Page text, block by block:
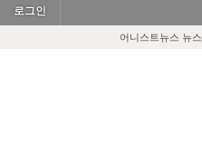
로그인
어니스트뉴스 뉴